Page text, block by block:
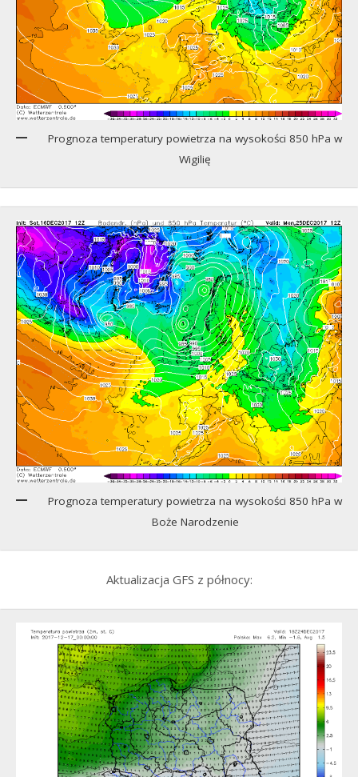
Prognoza temperatury powietrza na wysokości 850 hPa w
Wigilię
Prognoza temperatury powietrza na wysokości 850 hPa w
Boże Narodzenie
Aktualizacja GFS z północy: